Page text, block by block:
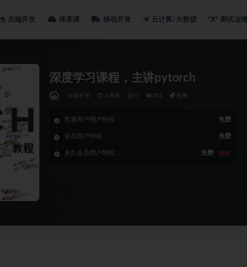
后端开发 体系课 移动开发 云计算/大数据 测试运维
深度学习课程，主讲pytorch
后端开发 3 年前 0 331 免费
普通用户用户特权： 免费
会员用户特权： 免费
永久会员用户特权： 免费 推荐